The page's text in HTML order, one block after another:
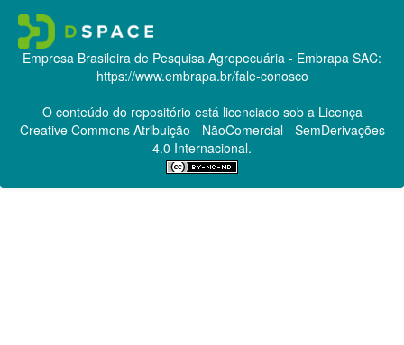
Empresa Brasileira de Pesquisa Agropecuária - Embrapa SAC:
https://www.embrapa.br/fale-conosco
O conteúdo do repositório está licenciado sob a Licença
Creative CommonsAtribuição - NãoComercial - SemDerivações
4.0 Internacional.